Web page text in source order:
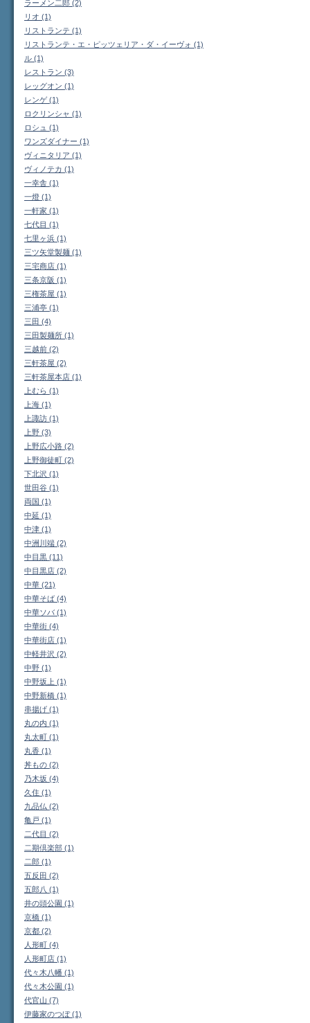
ラーメン二郎 (2)
リオ (1)
リストランテ (1)
リストランテ・エ・ピッツェリア・ダ・イーヴォ (1)
ル (1)
レストラン (3)
レッグオン (1)
レンゲ (1)
ロクリンシャ (1)
ロシュ (1)
ワンズダイナー (1)
ヴィニタリア (1)
ヴィノテカ (1)
一幸舎 (1)
一燈 (1)
一軒家 (1)
七代目 (1)
七里ヶ浜 (1)
三ツ矢堂製麺 (1)
三宅商店 (1)
三条京阪 (1)
三権茶屋 (1)
三浦亭 (1)
三田 (4)
三田製麺所 (1)
三越前 (2)
三軒茶屋 (2)
三軒茶屋本店 (1)
上むら (1)
上海 (1)
上諏訪 (1)
上野 (3)
上野広小路 (2)
上野御徒町 (2)
下北沢 (1)
世田谷 (1)
両国 (1)
中延 (1)
中津 (1)
中洲川端 (2)
中目黒 (11)
中目黒店 (2)
中華 (21)
中華そば (4)
中華ソバ (1)
中華街 (4)
中華街店 (1)
中軽井沢 (2)
中野 (1)
中野坂上 (1)
中野新橋 (1)
串揚げ (1)
丸の内 (1)
丸太町 (1)
丸香 (1)
丼もの (2)
乃木坂 (4)
久住 (1)
九品仏 (2)
亀戸 (1)
二代目 (2)
二期倶楽部 (1)
二郎 (1)
五反田 (2)
五郎八 (1)
井の頭公園 (1)
京橋 (1)
京都 (2)
人形町 (4)
人形町店 (1)
代々木八幡 (1)
代々木公園 (1)
代官山 (7)
伊藤家のつぼ (1)